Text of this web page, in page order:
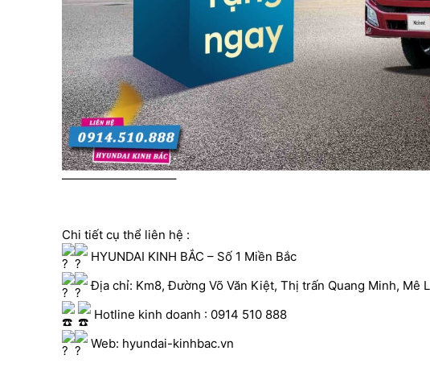
—————————–
Chi tiết cụ thể liên hệ :
HYUNDAI KINH BẮC – Số 1 Miền Bắc
Địa chỉ: Km8, Đường Võ Văn Kiệt, Thị trấn Quang Minh, Mê
Hotline kinh doanh : 0914 510 888
Web: hyundai-kinhbac.vn